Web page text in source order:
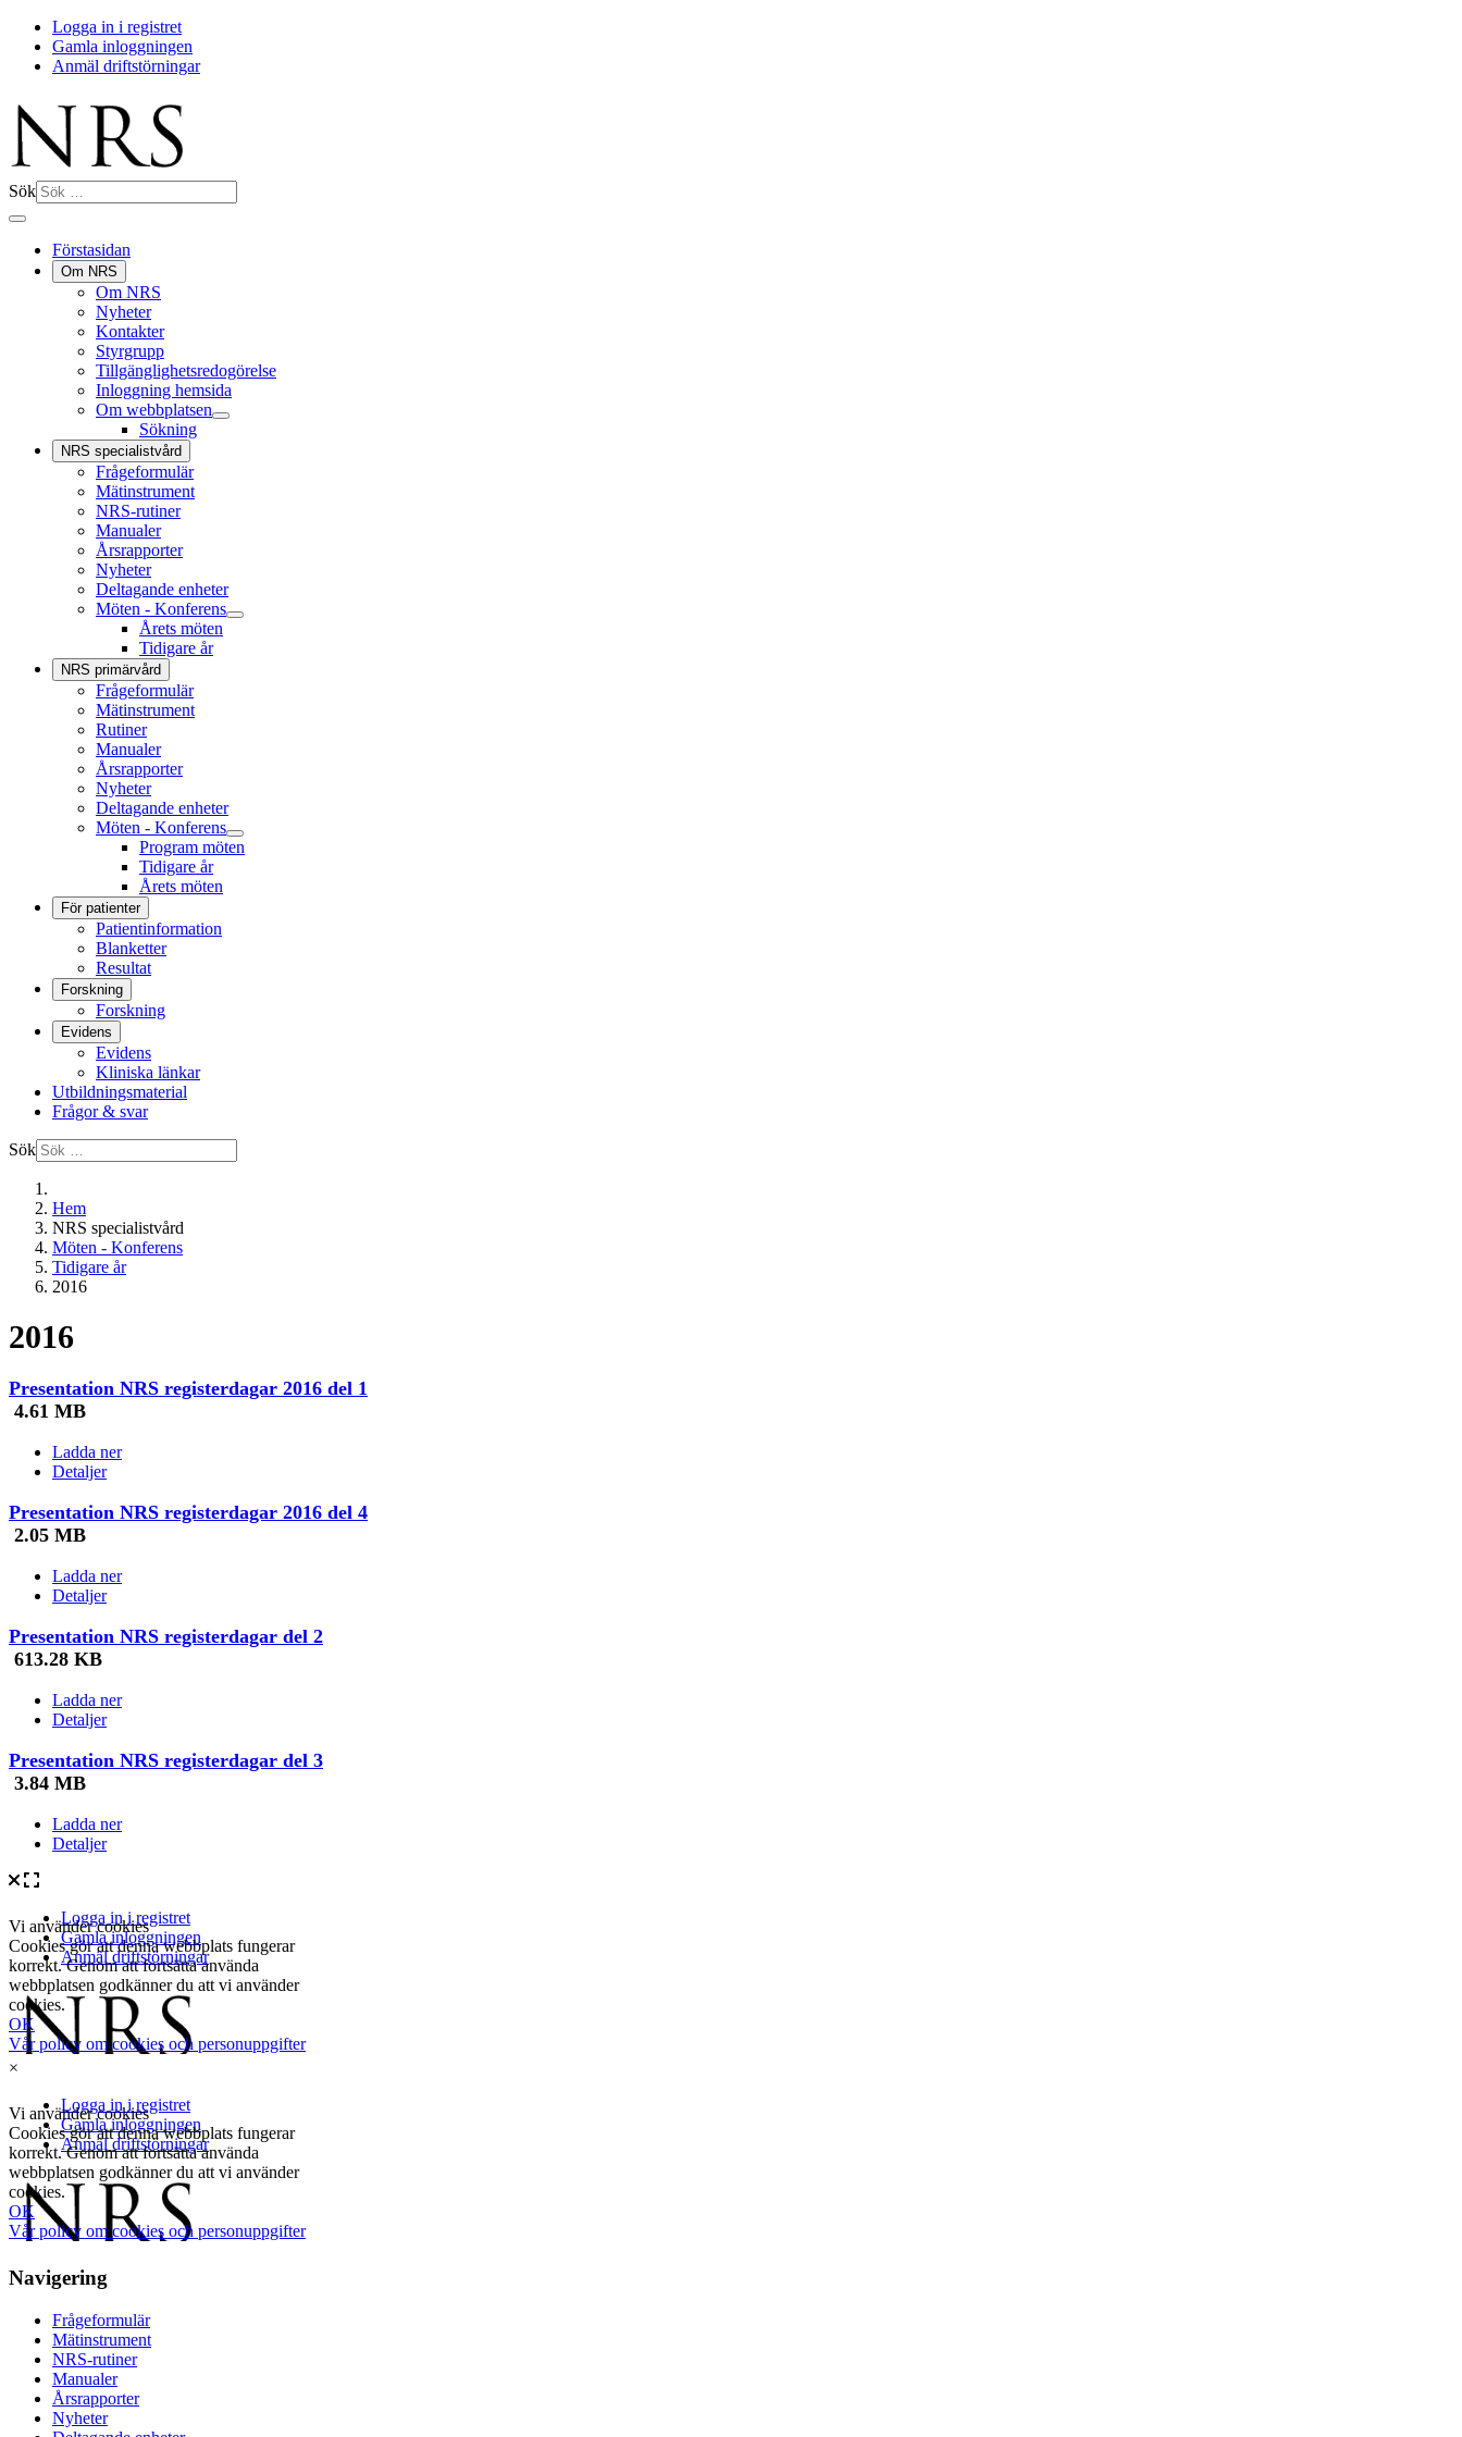
Logga in i registret
Gamla inloggningen
Anmäl driftstörningar
Sök
Förstasidan
Om NRS
Om NRS
Nyheter
Kontakter
Styrgrupp
Tillgänglighetsredogörelse
Inloggning hemsida
Om webbplatsen
Sökning
NRS specialistvård
Frågeformulär
Mätinstrument
NRS-rutiner
Manualer
Årsrapporter
Nyheter
Deltagande enheter
Möten - Konferens
Årets möten
Tidigare år
NRS primärvård
Frågeformulär
Mätinstrument
Rutiner
Manualer
Årsrapporter
Nyheter
Deltagande enheter
Möten - Konferens
Program möten
Tidigare år
Årets möten
För patienter
Patientinformation
Blanketter
Resultat
Forskning
Forskning
Evidens
Evidens
Kliniska länkar
Utbildningsmaterial
Frågor & svar
Sök
Hem
NRS specialistvård
Möten - Konferens
Tidigare år
2016
2016
Presentation NRS registerdagar 2016 del 1
4.61 MB
Ladda ner
Detaljer
Presentation NRS registerdagar 2016 del 4
2.05 MB
Ladda ner
Detaljer
Presentation NRS registerdagar del 2
613.28 KB
Ladda ner
Detaljer
Presentation NRS registerdagar del 3
3.84 MB
Ladda ner
Detaljer
×
Navigering
Frågeformulär
Mätinstrument
NRS-rutiner
Manualer
Årsrapporter
Nyheter